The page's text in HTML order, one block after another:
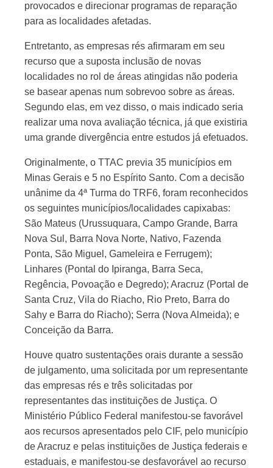
provocados e direcionar programas de reparação
para as localidades afetadas.
Entretanto, as empresas rés afirmaram em seu
recurso que a suposta inclusão de novas
localidades no rol de áreas atingidas não poderia
se basear apenas num sobrevoo sobre as áreas.
Segundo elas, em vez disso, o mais indicado seria
realizar uma nova avaliação técnica, já que existiria
uma grande divergência entre estudos já efetuados.
Originalmente, o TTAC previa 35 municípios em
Minas Gerais e 5 no Espírito Santo. Com a decisão
unânime da 4ª Turma do TRF6, foram reconhecidos
os seguintes municípios/localidades capixabas:
São Mateus (Urussuquara, Campo Grande, Barra
Nova Sul, Barra Nova Norte, Nativo, Fazenda
Ponta, São Miguel, Gameleira e Ferrugem);
Linhares (Pontal do Ipiranga, Barra Seca,
Regência, Povoação e Degredo); Aracruz (Portal de
Santa Cruz, Vila do Riacho, Rio Preto, Barra do
Sahy e Barra do Riacho); Serra (Nova Almeida); e
Conceição da Barra.
Houve quatro sustentações orais durante a sessão
de julgamento, uma solicitada por um representante
das empresas rés e três solicitadas por
representantes das instituições de Justiça. O
Ministério Público Federal manifestou-se favorável
aos recursos apresentados pelo CIF, pelo município
de Aracruz e pelas instituições de Justiça federais e
estaduais, e manifestou-se desfavorável ao recurso